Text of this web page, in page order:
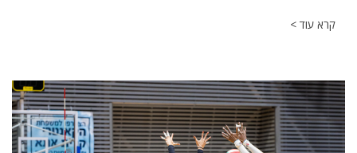
קרא עוד >